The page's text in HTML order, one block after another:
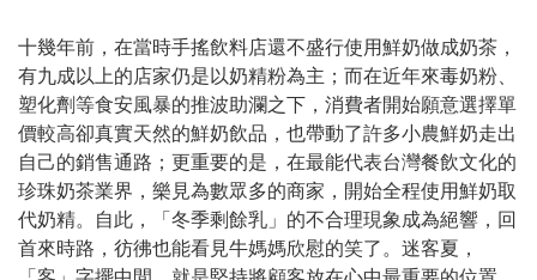
十幾年前，在當時手搖飲料店還不盛行使用鮮奶做成奶茶，
有九成以上的店家仍是以奶精粉為主；而在近年來毒奶粉、
塑化劑等食安風暴的推波助瀾之下，消費者開始願意選擇單
價較高卻真實天然的鮮奶飲品，也帶動了許多小農鮮奶走出
自己的銷售通路；更重要的是，在最能代表台灣餐飲文化的
珍珠奶茶業界，樂見為數眾多的商家，開始全程使用鮮奶取
代奶精。自此，「冬季剩餘乳」的不合理現象成為絕響，回
首來時路，彷彿也能看見牛媽媽欣慰的笑了。迷客夏，